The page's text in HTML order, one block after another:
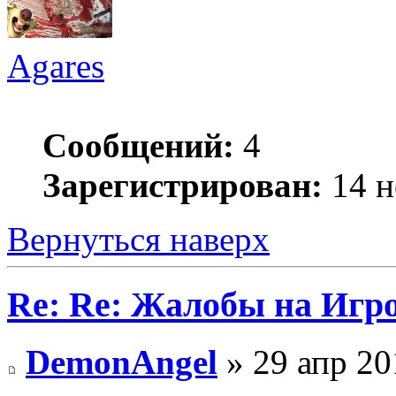
Agares
Сообщений: 4
Зарегистрирован: 14
Вернуться наверх
Re: Re: Жалобы на
DemonAngel » 29 апр